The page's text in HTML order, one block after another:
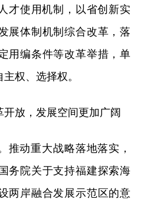
才使用机制，以省创新实
展体制机制综合改革，落
用编条件等改革举措，单
权、选择权。
开放，发展空间更加广阔
推动重大战略落地落实，
务院关于支持福建探索海
两岸融合发展示范区的意